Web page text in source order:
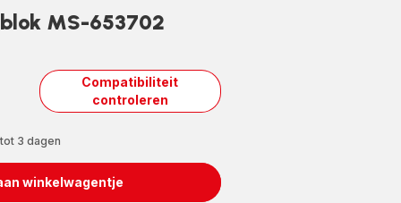
MS-653702
Compatibiliteit
controleren
3 dagen
winkelwagentje